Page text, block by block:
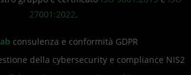
27001:2022.
consulenza e conformità GDPR
della cybersecurity e compliance NIS2